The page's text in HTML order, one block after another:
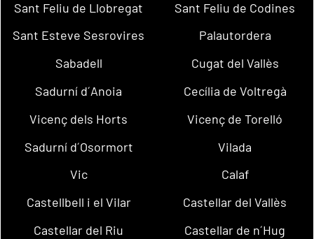
Sant Feliu de Llobregat
Sant Feliu de Codines
Sant Esteve Sesrovires
Palautordera
Sabadell
Cugat del Vallès
Sadurní d´Anoia
Cecília de Voltregà
Vicenç dels Horts
Vicenç de Torelló
Sadurní d´Osormort
Vilada
Vic
Calaf
Castellbell i el Vilar
Castellar del Vallès
Castellar del Riu
Castellar de n´Hug